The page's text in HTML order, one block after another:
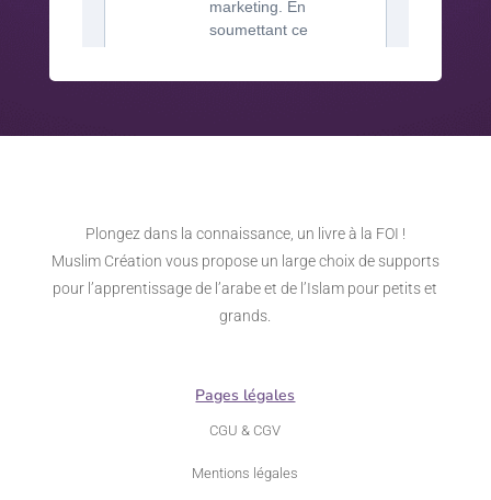
Plongez dans la connaissance, un livre à la FOI !
Muslim Création vous propose un large choix de supports
pour l’apprentissage de l’arabe et de l’Islam pour petits et
grands.
Pages légales
CGU & CGV
Mentions légales